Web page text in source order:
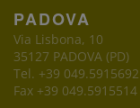
PADOVA
Via Lisbona, 10
35127 PADOVA (PD)
Tel. +39 049.5915692
Fax +39 049.5915514